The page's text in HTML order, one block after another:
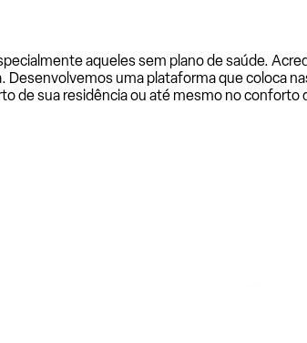
aqueles sem plano de saúde.
uma plataforma que coloca
de sua residência ou até mesmo no conforto